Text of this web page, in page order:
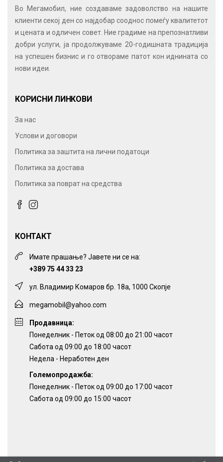
Во Мегамобил, ние создаваме задоволство на нашите
клиенти секој ден со најдобар сооднос помеѓу квалитетот
и цената и одличен совет. Ние градиме на препознатливи
добри услуги, ја продолжуваме 20-годишната традиција
на успешен бизнис и го отвораме патот кон иднината со
нови идеи.
КОРИСНИ ЛИНКОВИ
За нас
Услови и договори
Политика за заштита на лични податоци
Политика за достава
Политика за поврат на средства
КОНТАКТ
Имате прашање? Јавете ни се на:
+389 75 44 33 23
ул. Владимир Комаров бр. 18а, 1000 Скопје
megamobil@yahoo.com
Продавница:
Понеделник - Петок од 08:00 до 21:00 часот
Сабота од 09:00 до 18:00 часот
Недела - Неработен ден
Големопродажба:
Понеделник - Петок од 09:00 до 17:00 часот
Сабота од 09:00 до 15:00 часот